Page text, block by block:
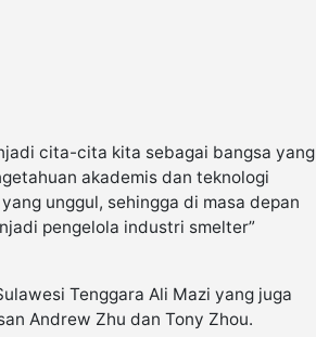
cita-cita kita sebagai bangsa yang
akademis dan teknologi
unggul, sehingga di masa depan
pengelola industri smelter”
Tenggara Ali Mazi yang juga
Andrew Zhu dan Tony Zhou.